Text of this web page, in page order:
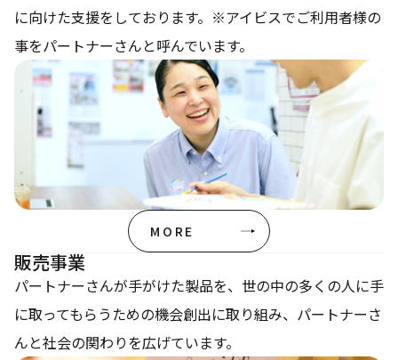
に向けた支援をしております。※アイビスでご利用者様の
事をパートナーさんと呼んでいます。
MORE
販売事業
パートナーさんが手がけた製品を、世の中の多くの人に手
に取ってもらうための機会創出に取り組み、パートナーさ
んと社会の関わりを広げています。